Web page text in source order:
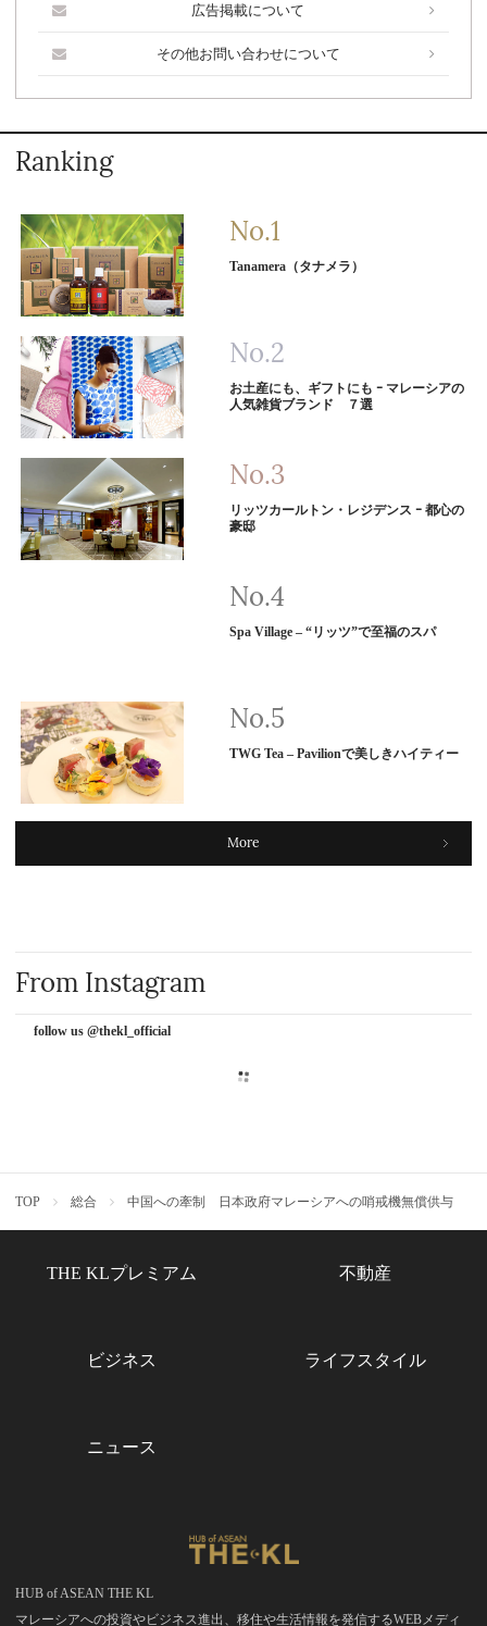
広告掲載について
その他お問い合わせについて
Ranking
Tanamera（タナメラ）
お土産にも、ギフトにも ｰ マレーシアの
人気雑貨ブランド ７選
リッツカールトン・レジデンス ｰ 都心の
豪邸
Spa Village – “リッツ”で至福のスパ
TWG Tea – Pavilionで美しきハイティー
More
From Instagram
follow us @thekl_official
TOP 総合 中国への牽制 日本政府マレーシアへの哨戒機無償供与
THE KLプレミアム 不動産
ビジネス ライフスタイル
ニュース
HUB of ASEAN THE KL
マレーシアへの投資やビジネス進出、移住や生活情報を発信するWEBメディ